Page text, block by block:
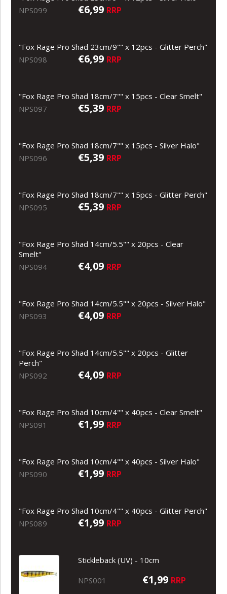
NPS099
€6,99 RRP
"Fox Rage Pro Shad 23cm/9"" x 12pcs - Glitter Perch"
NPS098
€6,99 RRP
"Fox Rage Pro Shad 18cm/7"" x 15pcs - Clear Smelt"
NPS097
€5,39 RRP
"Fox Rage Pro Shad 18cm/7"" x 15pcs - Silver Halo"
NPS096
€5,39 RRP
"Fox Rage Pro Shad 18cm/7"" x 15pcs - Glitter Perch"
NPS095
€5,39 RRP
"Fox Rage Pro Shad 14cm/5.5"" x 20pcs - Clear
Smelt"
NPS094
€4,09 RRP
"Fox Rage Pro Shad 14cm/5.5"" x 20pcs - Silver Halo"
NPS093
€4,09 RRP
"Fox Rage Pro Shad 14cm/5.5"" x 20pcs - Glitter
Perch"
NPS092
€4,09 RRP
"Fox Rage Pro Shad 10cm/4"" x 40pcs - Clear Smelt"
NPS091
€1,99 RRP
"Fox Rage Pro Shad 10cm/4"" x 40pcs - Silver Halo"
NPS090
€1,99 RRP
"Fox Rage Pro Shad 10cm/4"" x 40pcs - Glitter Perch"
NPS089
€1,99 RRP
Stickleback (UV) - 10cm
NPS001
€1,99 RRP